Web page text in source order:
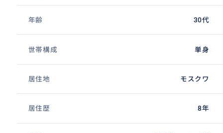
年齢 30代
世帯構成 単身
居住地 モスクワ
居住歴 8年